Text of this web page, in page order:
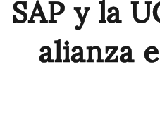
SAP y la
alianza